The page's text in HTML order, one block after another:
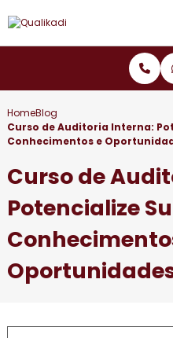
HomeBlog
Curso de Auditoria Interna:
Conhecimentos e
Curso de
Potencialize